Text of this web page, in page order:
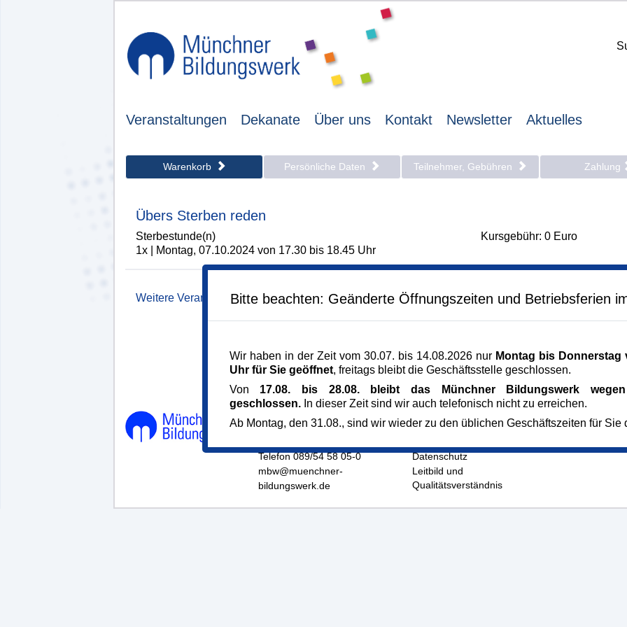
Veranstaltungen Dekanate Über uns Kontakt Newsletter Aktuelles
Warenkorb Persönliche Daten Teilnehmer, Gebühren Zahlung
Übers Sterben reden
Sterbestunde(n)
1x | Montag, 07.10.2024 von 17.30 bis 18.45 Uhr
Kursgebühr: 0 Euro
Weitere Veranstaltung hinzufügen
Dachauer Straße 5
Telefon 089/54 58 05-0
mbw@muenchner-
bildungswerk.de
AGB
Datenschutz
Leitbild und
Qualitätsverständnis
Bitte beachten: Geänderte Öffnungszeiten und Betriebsferien
Wir haben in der Zeit vom 30.07. bis 14.08.2026 nur Montag bis Donnerstag
Uhr für Sie geöffnet, freitags bleibt die Geschäftsstelle geschlossen.
Von 17.08. bis 28.08. bleibt das Münchner Bildungswerk wegen
geschlossen.In dieser Zeit sind wir auch telefonisch nicht zu erreichen.
Ab Montag, den 31.08., sind wir wieder zu den üblichen Geschäftszeiten für Sie